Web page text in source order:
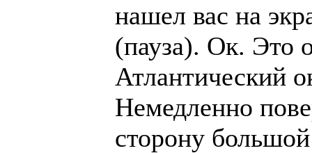
нашел вас на
(пауза). Ок. Это
Атлантический
Немедленно
сторону